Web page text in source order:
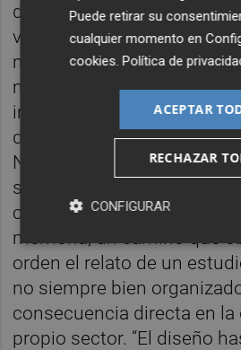
de fondo que casi nunca
vez. Desde hace años
memorias que vamos
modificando de acuerdo a
indicaciones del BOE.
de ellas, serán los
Nacionales de Diseño
sentido, destacan desde la
comunicativa asociada a la
memoria, un camino que
orden el relato de un
no siempre bien
consecuencia directa en la
propio sector. “El diseño
Puede retirar su
cualquier momento en
cookies.Política de
ACEPTAR
RECHAZAR
CONFIGURAR